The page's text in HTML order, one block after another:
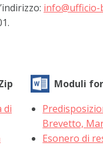
di
Moduli
Brevetto,
Esonero di